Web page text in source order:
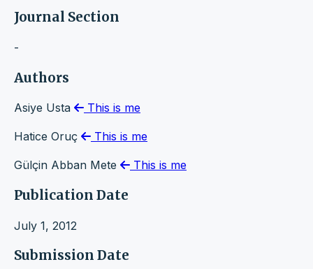
Journal Section
-
Authors
Asiye Usta This is me
Hatice Oruç This is me
Gülçin Abban Mete This is me
Publication Date
July 1, 2012
Submission Date